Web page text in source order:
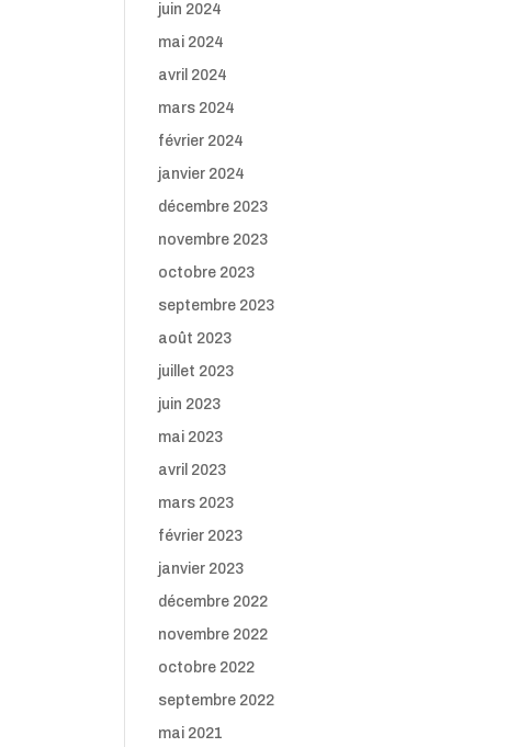
juin 2024
mai 2024
avril 2024
mars 2024
février 2024
janvier 2024
décembre 2023
novembre 2023
octobre 2023
septembre 2023
août 2023
juillet 2023
juin 2023
mai 2023
avril 2023
mars 2023
février 2023
janvier 2023
décembre 2022
novembre 2022
octobre 2022
septembre 2022
mai 2021